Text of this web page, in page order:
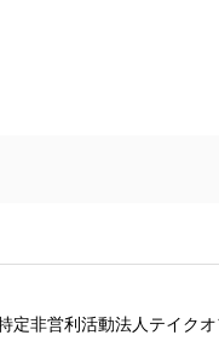
非営利活動法人テイク